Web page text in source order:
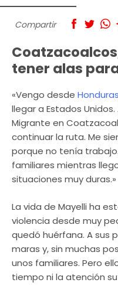
Compartir
tener alas
«Vengo desde Honduras
llegar a Estados
Migrante en
continuar la ruta. Me
porque no tenía
familiares mientras
situaciones muy duras.»
La vida de Mayelli ha
violencia desde muy
quedó huérfana. A sus
maras y, sin muchas
unos familiares. Pero
tiempo ni la atención